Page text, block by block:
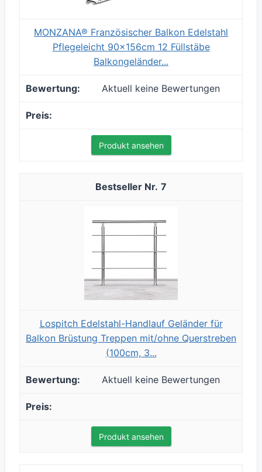
MONZANA® Französischer Balkon Edelstahl
Pflegeleicht 90x156cm 12 Füllstäbe
Balkongeländer...
Aktuell keine Bewertungen
Produkt ansehen
7
Lospitch Edelstahl-Handlauf Geländer für
Balkon Brüstung Treppen mit/ohne Querstreben
(100cm, 3...
Aktuell keine Bewertungen
Produkt ansehen